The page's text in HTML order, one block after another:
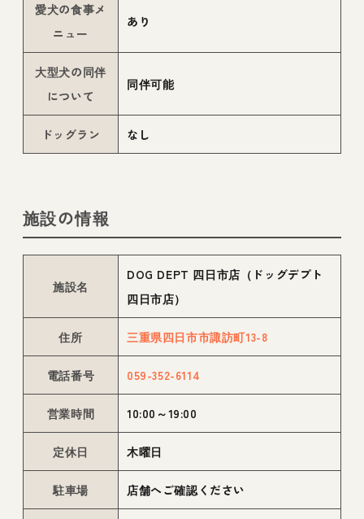
愛犬の食事メ
ニュー
あり
大型犬の同伴
について
同伴可能
ドッグラン なし
施設の情報
施設名
DOG DEPT 四日市店（ドッグデプト
四日市店）
住所 三重県四日市市諏訪町13-8
電話番号 059-352-6114
営業時間 10:00～19:00
定休日 木曜日
駐車場 店舗へご確認ください